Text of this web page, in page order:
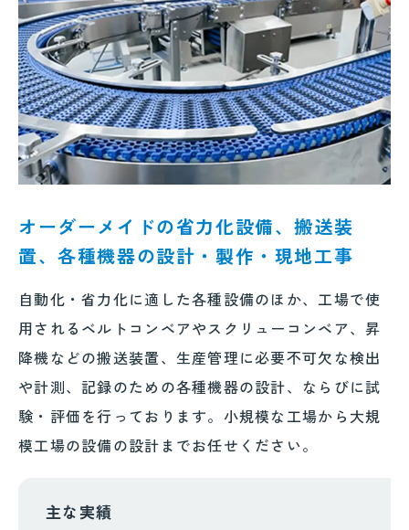
オーダーメイドの省力化設備、搬送装
置、各種機器の設計・製作・現地工事
自動化・省力化に適した各種設備のほか、工場で使
用されるベルトコンベアやスクリューコンベア、昇
降機などの搬送装置、生産管理に必要不可欠な検出
や計測、記録のための各種機器の設計、ならびに試
験・評価を行っております。小規模な工場から大規
模工場の設備の設計までお任せください。
主な実績